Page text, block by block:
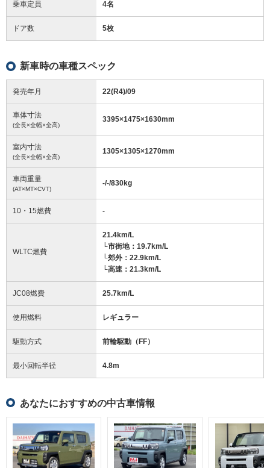
乗車定員 4名
ドア数 5枚
新車時の車種スペック
発売年月 22(R4)/09
車体寸法
(全長×全幅×全高)
3395×1475×1630mm
室内寸法
(全長×全幅×全高)
1305×1305×1270mm
車両重量
(AT×MT×CVT)
-/-/830kg
10・15燃費 -
WLTC燃費
21.4km/L
└市街地：19.7km/L
└郊外：22.9km/L
└高速：21.3km/L
JC08燃費 25.7km/L
使用燃料 レギュラー
駆動方式 前輪駆動（FF）
最小回転半径 4.8m
あなたにおすすめの中古車情報